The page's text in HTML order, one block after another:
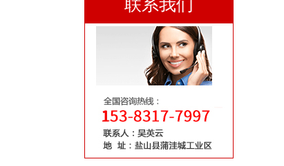
联系我们